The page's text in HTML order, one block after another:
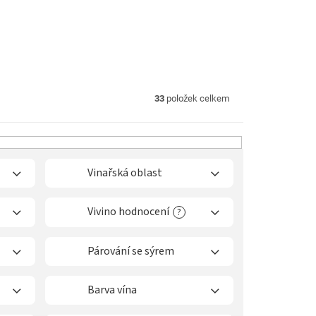
33 položek celkem
Vinařská oblast
Vivino hodnocení ?
Párování se sýrem
Barva vína